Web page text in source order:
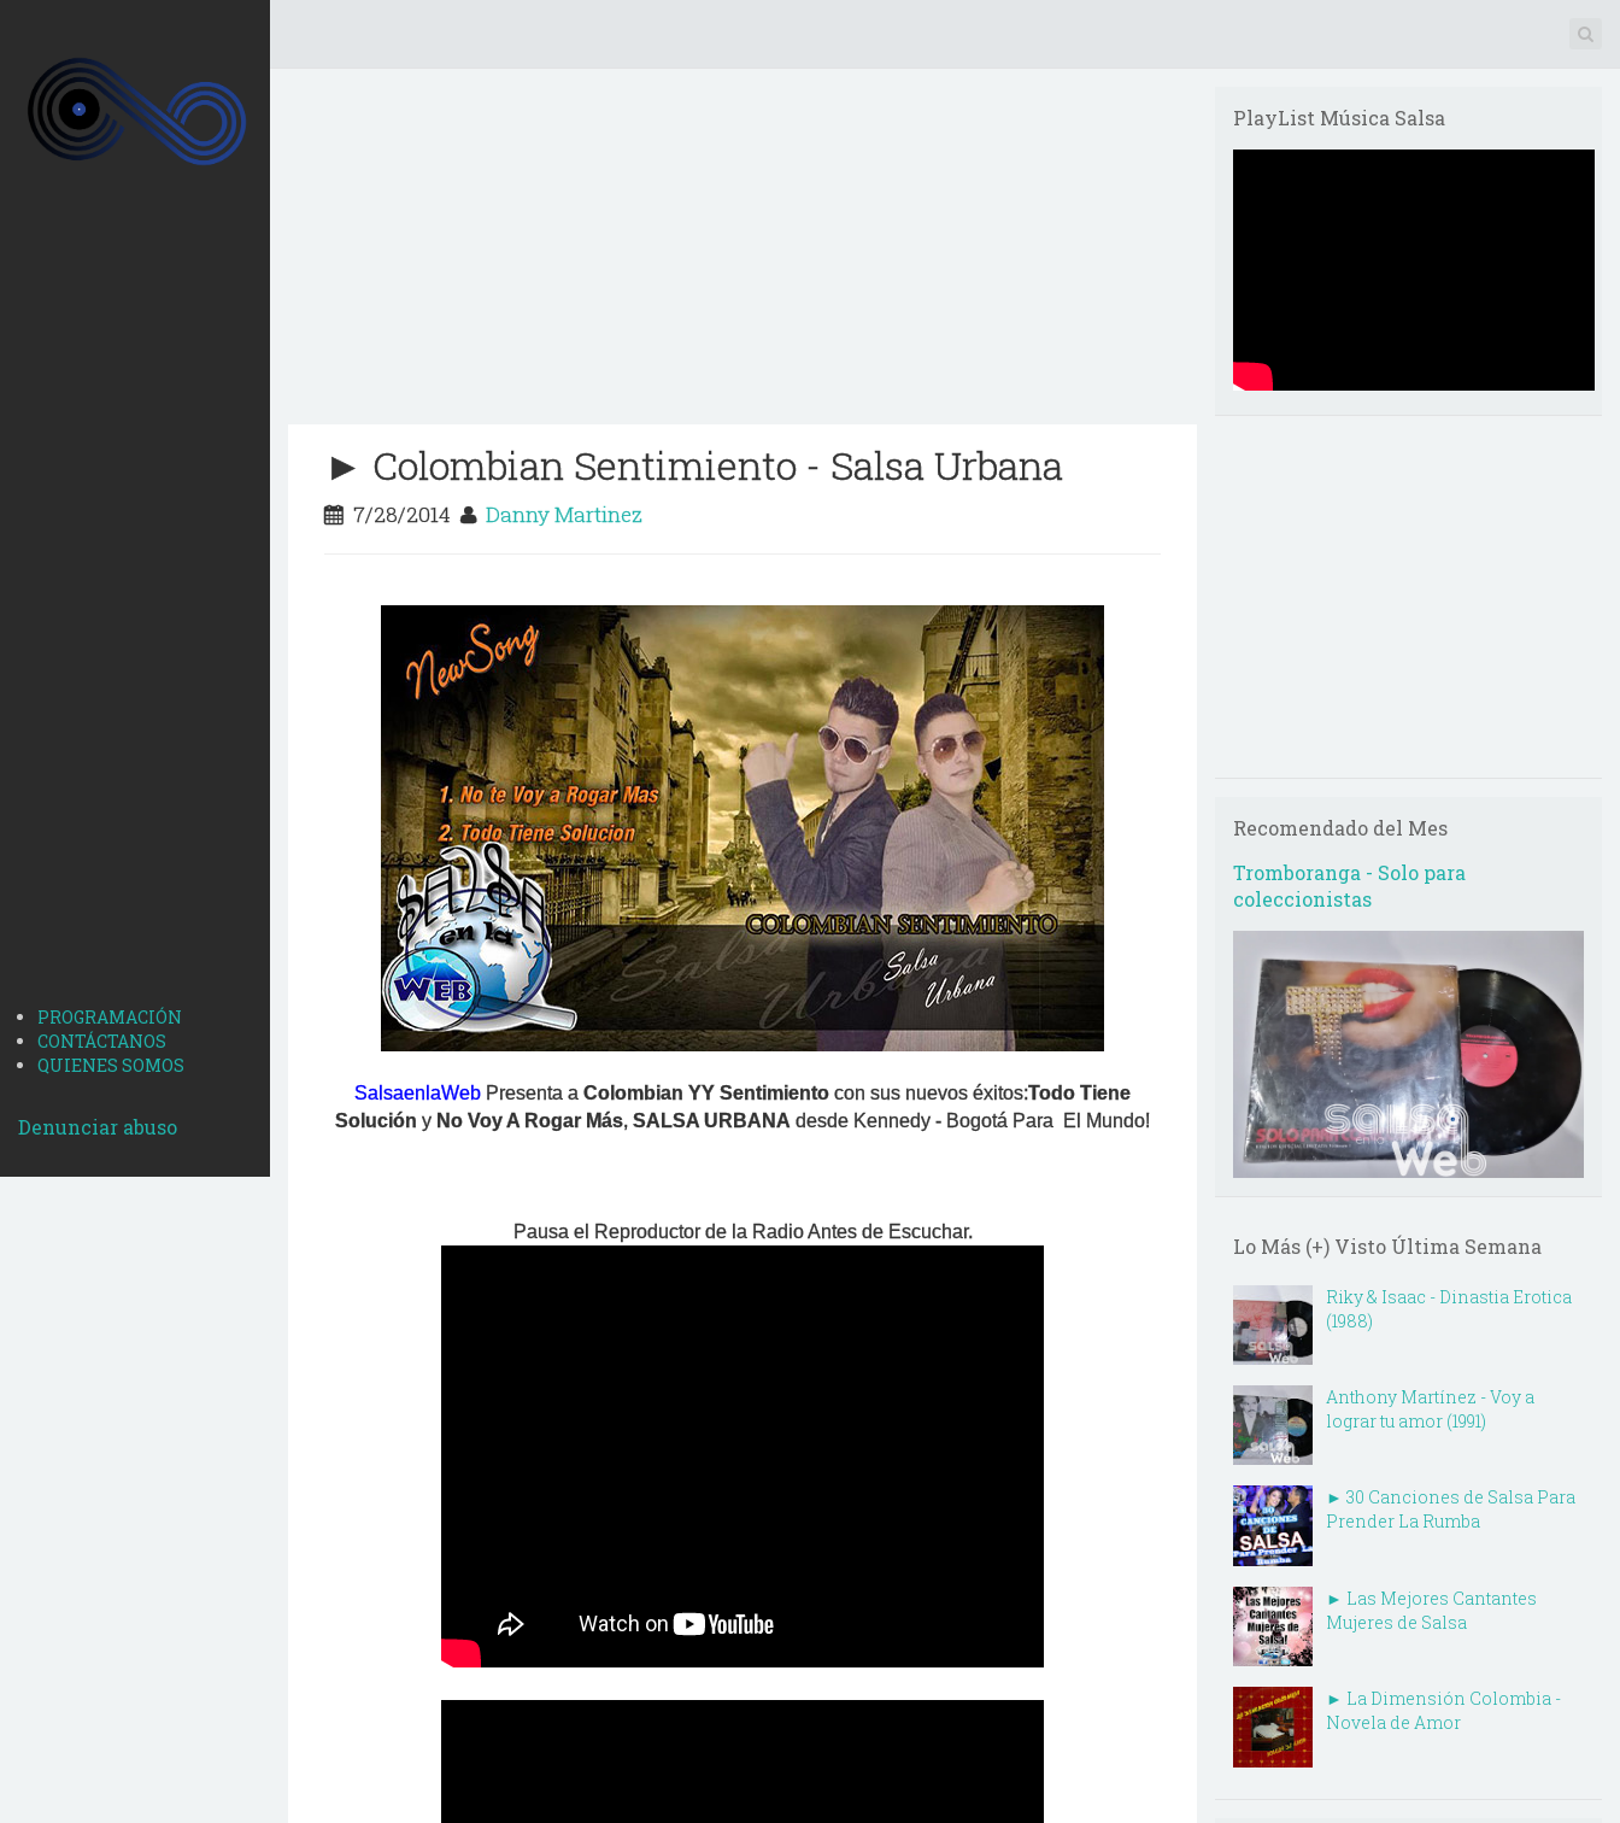
PROGRAMACIÓN
CONTÁCTANOS
QUIENES SOMOS
Denunciar abuso
► Colombian Sentimiento - Salsa Urbana
7/28/2014 Danny Martinez
SalsaenlaWeb Presenta a Colombian YY Sentimiento con sus nuevos éxitos:Todo Tiene
Solución y No Voy A Rogar Más, SALSA URBANA desde Kennedy - Bogotá Para El Mundo!
Pausa el Reproductor de la Radio Antes de Escuchar.
PlayList Música Salsa
Recomendado del Mes
Tromboranga - Solo para
coleccionistas
Lo Más (+) Visto Última Semana
Riky & Isaac - Dinastia Erotica
(1988)
Anthony Martínez - Voy a
lograr tu amor (1991)
► 30 Canciones de Salsa Para
Prender La Rumba
► Las Mejores Cantantes
Mujeres de Salsa
► La Dimensión Colombia -
Novela de Amor